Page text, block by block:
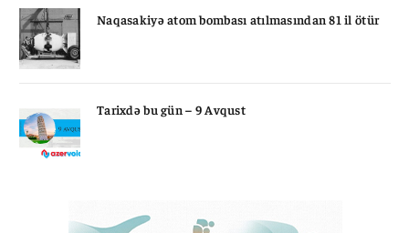
Naqasakiyə atom bombası atılmasından 81 il ötür
Tarixdə bu gün – 9 Avqust